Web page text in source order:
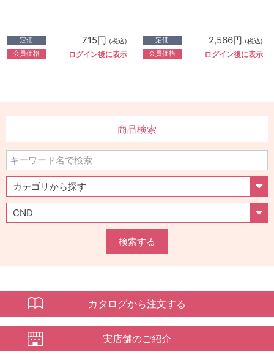
定価 715円 (税込)
会員価格 ログイン後に表示
定価 2,566円 (税込)
会員価格 ログイン後に表示
商品検索
検索する
カタログから注文する
実店舗のご紹介